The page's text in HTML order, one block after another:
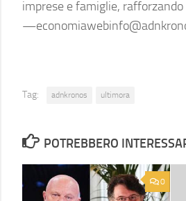
imprese e famiglie,
Tag: adnkronos ultimora
POTREBBERO
0